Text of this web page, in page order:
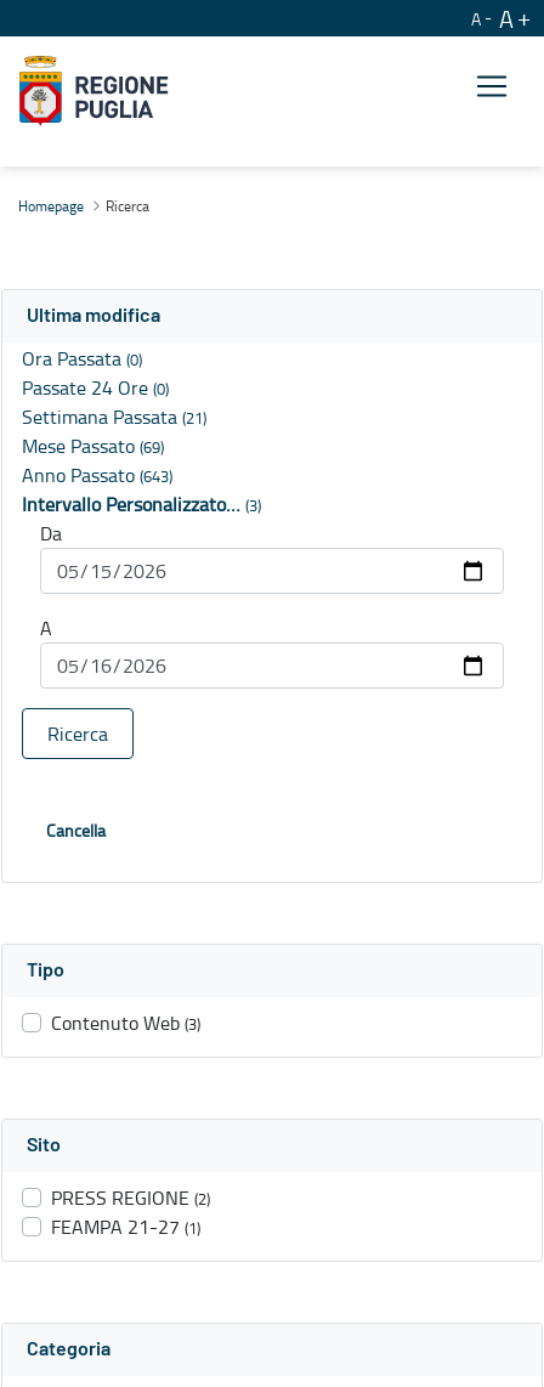
A A
Homepage Ricerca
Ultima modifica
Ora Passata (0)
Passate 24 Ore (0)
Settimana Passata (21)
Mese Passato (69)
Anno Passato (643)
Intervallo Personalizzato… (3)
Da
A
Ricerca
Cancella
Tipo
Contenuto Web (3)
Sito
PRESS REGIONE (2)
FEAMPA 21-27 (1)
Categoria